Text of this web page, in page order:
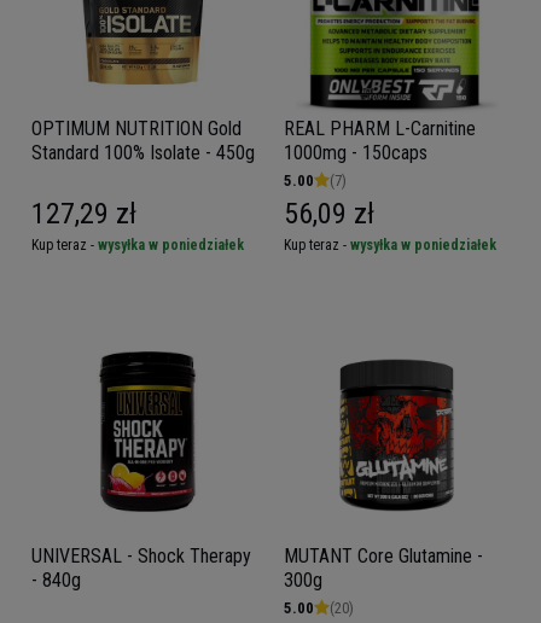
OPTIMUM NUTRITION Gold
Standard 100% Isolate - 450g
127,29 zł
Kup teraz - wysyłka w poniedziałek
REAL PHARM L-Carnitine
1000mg - 150caps
5.00 (7)
56,09 zł
Kup teraz - wysyłka w poniedziałek
UNIVERSAL - Shock Therapy
- 840g
MUTANT Core Glutamine -
300g
5.00 (20)